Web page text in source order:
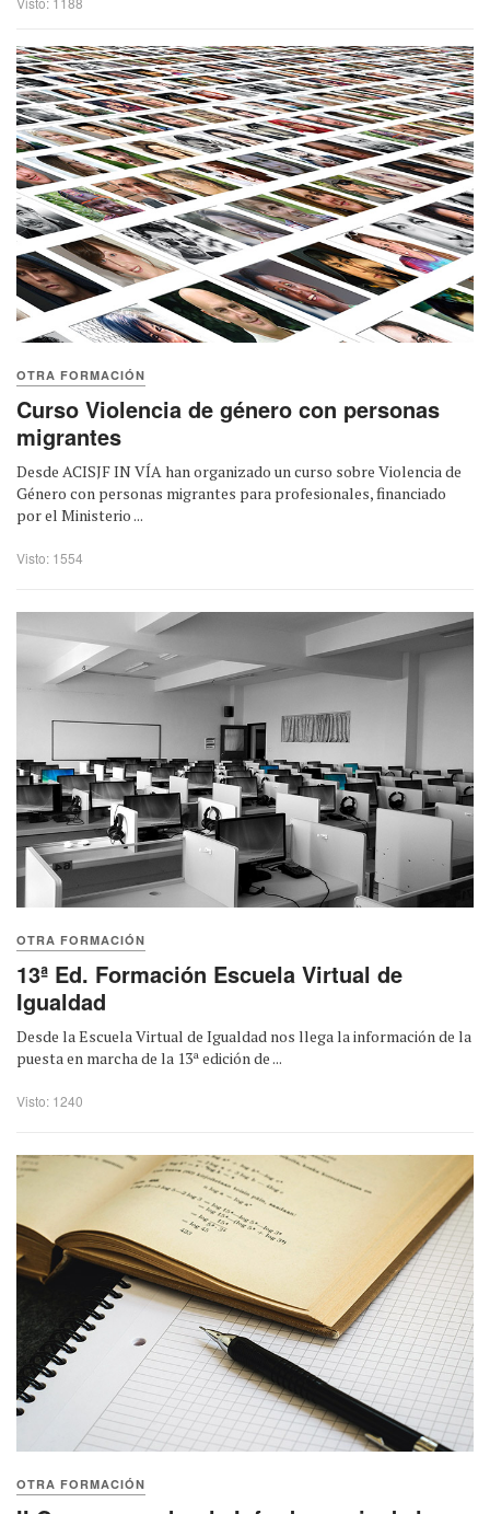
OTRA FORMACIÓN
Curso Violencia de género con personas
migrantes
Desde ACISJF IN VÍA han organizado un curso sobre Violencia de
Género con personas migrantes para profesionales, financiado
por el Ministerio ...
Visto: 1554
OTRA FORMACIÓN
13ª Ed. Formación Escuela Virtual de
Igualdad
Desde la Escuela Virtual de Igualdad nos llega la información de la
puesta en marcha de la 13ª edición de ...
Visto: 1240
OTRA FORMACIÓN